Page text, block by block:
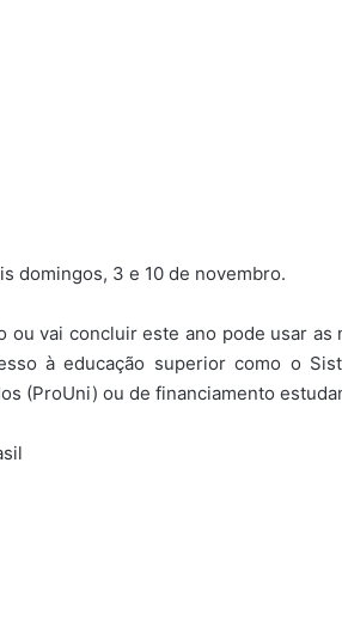
domingos, 3 e 10 de novembro.
ou vai concluir este ano pode usar as
à educação superior como o
(ProUni) ou de financiamento